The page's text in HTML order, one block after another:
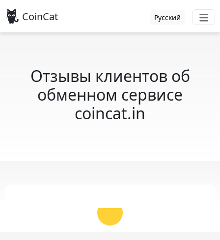
CoinCat Русский
Отзывы клиентов об
обменном сервисе
coincat.in